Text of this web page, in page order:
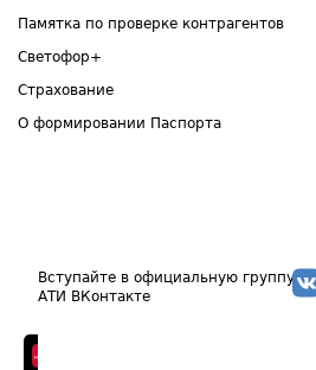
Памятка по проверке контрагентов
Светофор+
Страхование
О формировании Паспорта
Вступайте в официальную группу
АТИ ВКонтакте